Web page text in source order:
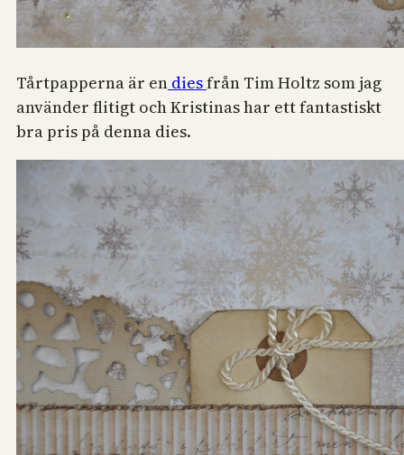
Tårtpapperna är en diesfrån Tim Holtz som jag
använder flitigt och Kristinas har ett fantastiskt
bra pris på denna dies.